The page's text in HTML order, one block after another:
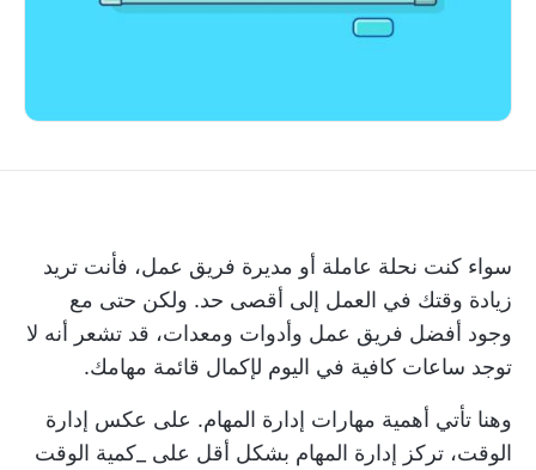
سواء كنت نحلة عاملة أو مديرة فريق عمل، فأنت تريد
زيادة وقتك في العمل إلى أقصى حد. ولكن حتى مع
وجود أفضل فريق عمل وأدوات ومعدات، قد تشعر أنه لا
توجد ساعات كافية في اليوم لإكمال قائمة مهامك.
وهنا تأتي أهمية مهارات إدارة المهام. على عكس إدارة
الوقت، تركز إدارة المهام بشكل أقل على _كمية الوقت